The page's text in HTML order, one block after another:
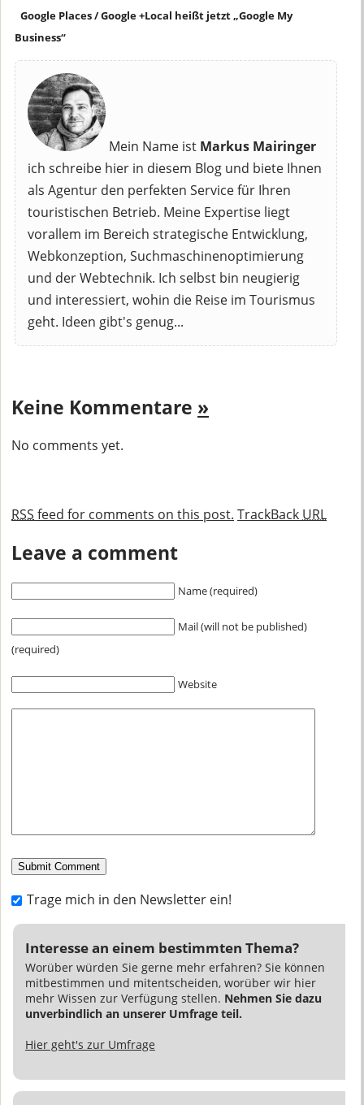
Google Places / Google +Local heißt jetzt „Google My
Business“
Mein Name ist Markus Mairinger
ich schreibe hier in diesem Blog und biete Ihnen
als Agentur den perfekten Service für Ihren
touristischen Betrieb. Meine Expertise liegt
vorallem im Bereich strategische Entwicklung,
Webkonzeption, Suchmaschinenoptimierung
und der Webtechnik. Ich selbst bin neugierig
und interessiert, wohin die Reise im Tourismus
geht. Ideen gibt's genug...
Keine Kommentare »
No comments yet.
RSS feed for comments on this post. TrackBack URL
Leave a comment
Name (required)
Mail (will not be published)
(required)
Website
Trage mich in den Newsletter ein!
Interesse an einem bestimmten Thema?
Worüber würden Sie gerne mehr erfahren? Sie können
mitbestimmen und mitentscheiden, worüber wir hier
mehr Wissen zur Verfügung stellen. Nehmen Sie dazu
unverbindlich an unserer Umfrage teil.
Hier geht's zur Umfrage